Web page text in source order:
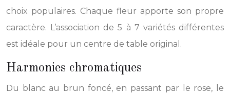
choix populaires. Chaque fleur apporte son propre
caractère. L’association de 5 à 7 variétés différentes
est idéale pour un centre de table original.
Harmonies chromatiques
Du blanc au brun foncé, en passant par le rose, le